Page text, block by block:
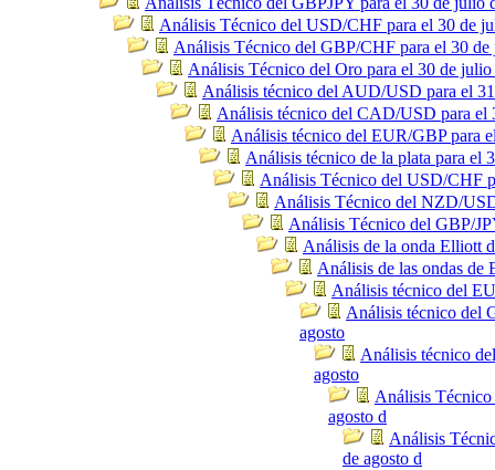
Análisis Técnico del USD/CHF para el 30 de
Análisis Técnico del GBP/CHF para el 30
Análisis Técnico del Oro para el 30 de julio
Análisis técnico del AUD/USD para el
Análisis técnico del CAD/USD para el
Análisis técnico del EUR/GBP para
Análisis técnico de la plata para el
Análisis Técnico del USD/CHF
Análisis Técnico del NZD/
Análisis Técnico del GBP/
Análisis de la onda Elliott
Análisis de las ondas
Análisis técnico del
Análisis técnico del
agosto
Análisis técnico
agosto
Análisis
agosto d
Análisis
de agosto d